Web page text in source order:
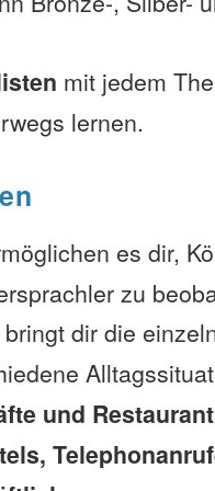
mit jedem
lernen.
es dir,
zu
bringt dir die
und